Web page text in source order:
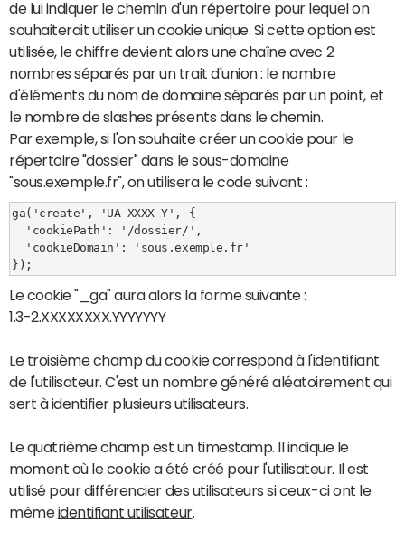
de lui indiquer le chemin d'un répertoire pour lequel on
souhaiterait utiliser un cookie unique. Si cette option est
utilisée, le chiffre devient alors une chaîne avec 2
nombres séparés par un trait d'union : le nombre
d'éléments du nom de domaine séparés par un point, et
le nombre de slashes présents dans le chemin.
Par exemple, si l'on souhaite créer un cookie pour le
répertoire "dossier" dans le sous-domaine
"sous.exemple.fr", on utilisera le code suivant :
ga('create', 'UA-XXXX-Y', {
'cookiePath': '/dossier/',
'cookieDomain': 'sous.exemple.fr'
});
Le cookie "_ga" aura alors la forme suivante :
1.3-2.XXXXXXXX.YYYYYYY
Le troisième champ du cookie correspond à l'identifiant
de l'utilisateur. C'est un nombre généré aléatoirement qui
sert à identifier plusieurs utilisateurs.
Le quatrième champ est un timestamp. Il indique le
moment où le cookie a été créé pour l'utilisateur. Il est
utilisé pour différencier des utilisateurs si ceux-ci ont le
mêmeidentifiant utilisateur.